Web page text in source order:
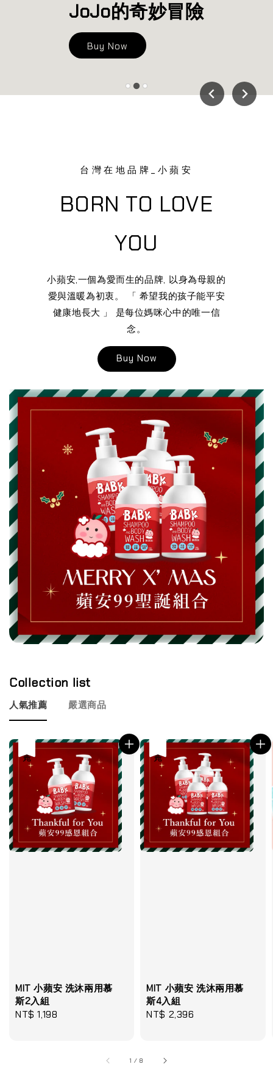
JoJo的奇妙冒險
Buy Now
台灣在地品牌_小蘋安
BORN TO LOVE
YOU
小蘋安,一個為愛而生的品牌, 以身為母親的
愛與溫暖為初衷。 「 希望我的孩子能平安
健康地長大 」 是每位媽咪心中的唯一信
念。
Buy Now
Collection list
人氣推薦 嚴選商品
MIT 小蘋安 洗沐兩用慕
斯2入組
Regular
NT$ 1,198
MIT 小蘋安 洗沐兩用慕
斯4入組
Regular
NT$ 2,396
1 / 8